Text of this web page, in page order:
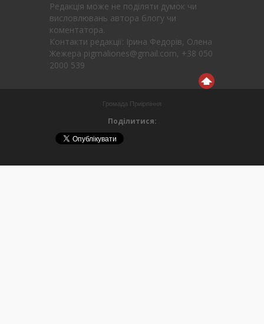
Редакція може не поділяти думок чи
висловлювань автора блогу чи
коментатора.
Контакти редакції: Ірина Федорів, Олена
Жежера pigmaliones@gmail.com, +38 050
2000 539
Громада Приірпіння
Поділитися: